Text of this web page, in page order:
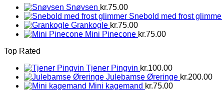
Snøvsen kr.75.00
Snebold med frost
Grankogle kr.75.00
Mini Pinecone kr.75.00
Top Rated
Tjener Pingvin kr.100.00
Julebamse Øreringe kr.200.00
Mini kagemand kr.75.00